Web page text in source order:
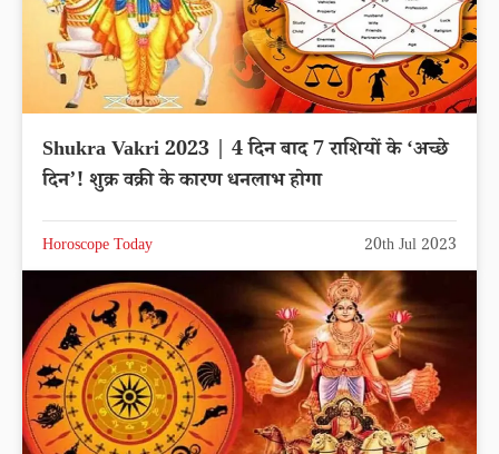
Shukra Vakri 2023 | 4 दिन बाद 7 राशियों के ‘अच्छे
दिन’! शुक्र वक्री के कारण धनलाभ होगा
Horoscope Today 20th Jul 2023